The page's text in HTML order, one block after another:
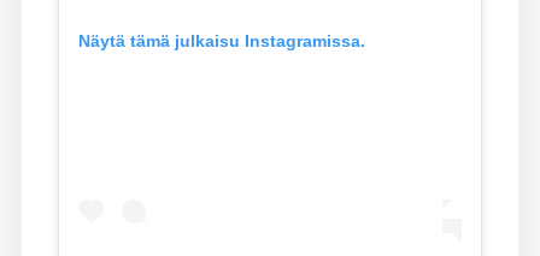
Näytä tämä julkaisu Instagramissa.